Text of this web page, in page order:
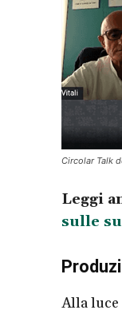
Circolar Talk
Leggi
sulle
Alla